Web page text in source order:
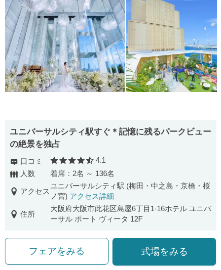
ユニバーサルシティ駅すぐ＊記憶に残るパークビュー
の絶景を独占
口コミ 口コミ評価
4.1
人数
着席：2名 ～ 136名
アクセス
ユニバーサルシティ駅 (梅田・中之島・京橋・桜
ノ宮) アクセス詳細
住所
大阪府大阪市此花区島屋6丁目1-16ホテル ユニバ
ーサル ポート ヴィータ 12F
フェアをみる 式場をみる